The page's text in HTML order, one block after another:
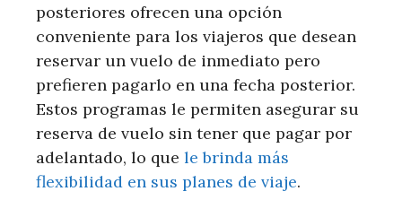
posteriores ofrecen una opción
conveniente para los viajeros que desean
reservar un vuelo de inmediato pero
prefieren pagarlo en una fecha posterior.
Estos programas le permiten asegurar su
reserva de vuelo sin tener que pagar por
adelantado, lo que le brinda más
flexibilidad en sus planes de viaje.